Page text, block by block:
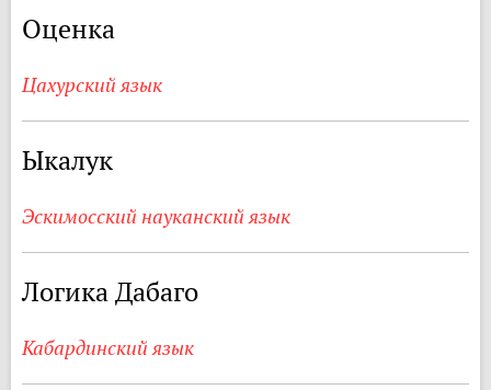
Оценка
Цахурский язык
Ыкалук
Эскимосский науканский язык
Логика Дабаго
Кабардинский язык